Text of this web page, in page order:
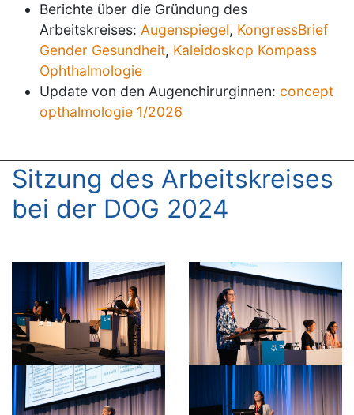
Berichte über die Gründung des
Arbeitskreises: Augenspiegel, KongressBrief
Gender Gesundheit, Kaleidoskop Kompass
Ophthalmologie
Update von den Augenchirurginnen: concept
opthalmologie 1/2026
Sitzung des Arbeitskreises
bei der DOG 2024